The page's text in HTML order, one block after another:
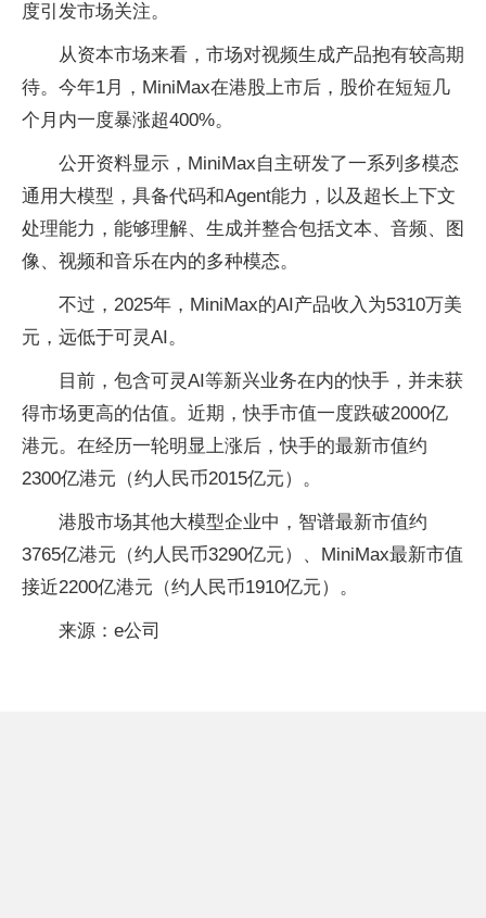
度引发市场关注。
从资本市场来看，市场对视频生成产品抱有较高期
待。今年1月，MiniMax在港股上市后，股价在短短几
个月内一度暴涨超400%。
公开资料显示，MiniMax自主研发了一系列多模态
通用大模型，具备代码和Agent能力，以及超长上下文
处理能力，能够理解、生成并整合包括文本、音频、图
像、视频和音乐在内的多种模态。
不过，2025年，MiniMax的AI产品收入为5310万美
元，远低于可灵AI。
目前，包含可灵AI等新兴业务在内的快手，并未获
得市场更高的估值。近期，快手市值一度跌破2000亿
港元。在经历一轮明显上涨后，快手的最新市值约
2300亿港元（约人民币2015亿元）。
港股市场其他大模型企业中，智谱最新市值约
3765亿港元（约人民币3290亿元）、MiniMax最新市值
接近2200亿港元（约人民币1910亿元）。
来源：e公司